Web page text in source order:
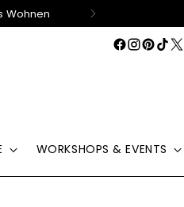
Wohnen
WORKSHOPS & EVENTS